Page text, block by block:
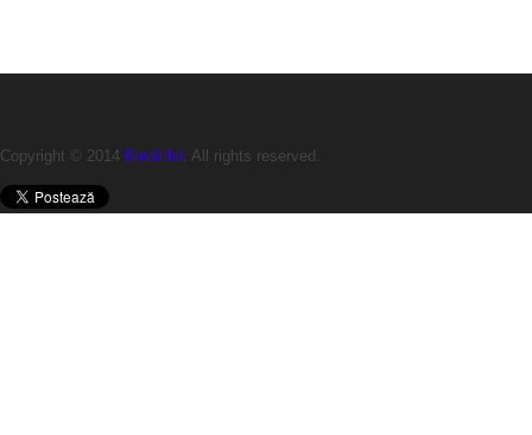
Copyright © 2014 Bindiribli. All rights reserved.